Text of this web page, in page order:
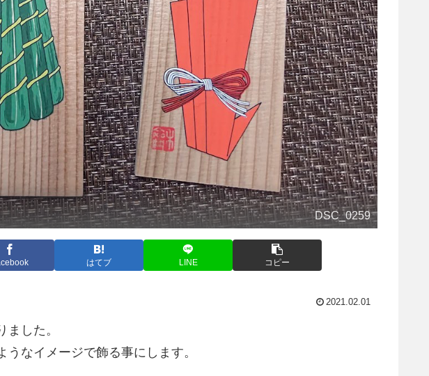
DSC_0259
はてブ LINE コピー
2021.02.01
した。
なイメージで飾る事にします。